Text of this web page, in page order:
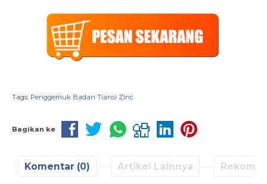
Tags: Penggemuk Badan Tiansi Zinc
Bagikan ke
Komentar (0) Artikel Lainnya